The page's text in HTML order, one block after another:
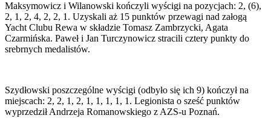
Maksymowicz i Wilanowski kończyli wyścigi na pozycjach: 2, (6),
2, 1, 2, 4, 2, 2, 1. Uzyskali aż 15 punktów przewagi nad załogą
Yacht Clubu Rewa w składzie Tomasz Zambrzycki, Agata
Czarmińska. Paweł i Jan Turczynowicz stracili cztery punkty do
srebrnych medalistów.
Szydłowski poszczególne wyścigi (odbyło się ich 9) kończył na
miejscach: 2, 2, 1, 2, 1, 1, 1, 1, 1. Legionista o sześć punktów
wyprzedził Andrzeja Romanowskiego z AZS-u Poznań.